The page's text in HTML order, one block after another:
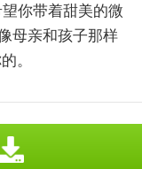
你带着甜美的微
母亲和孩子那样
。